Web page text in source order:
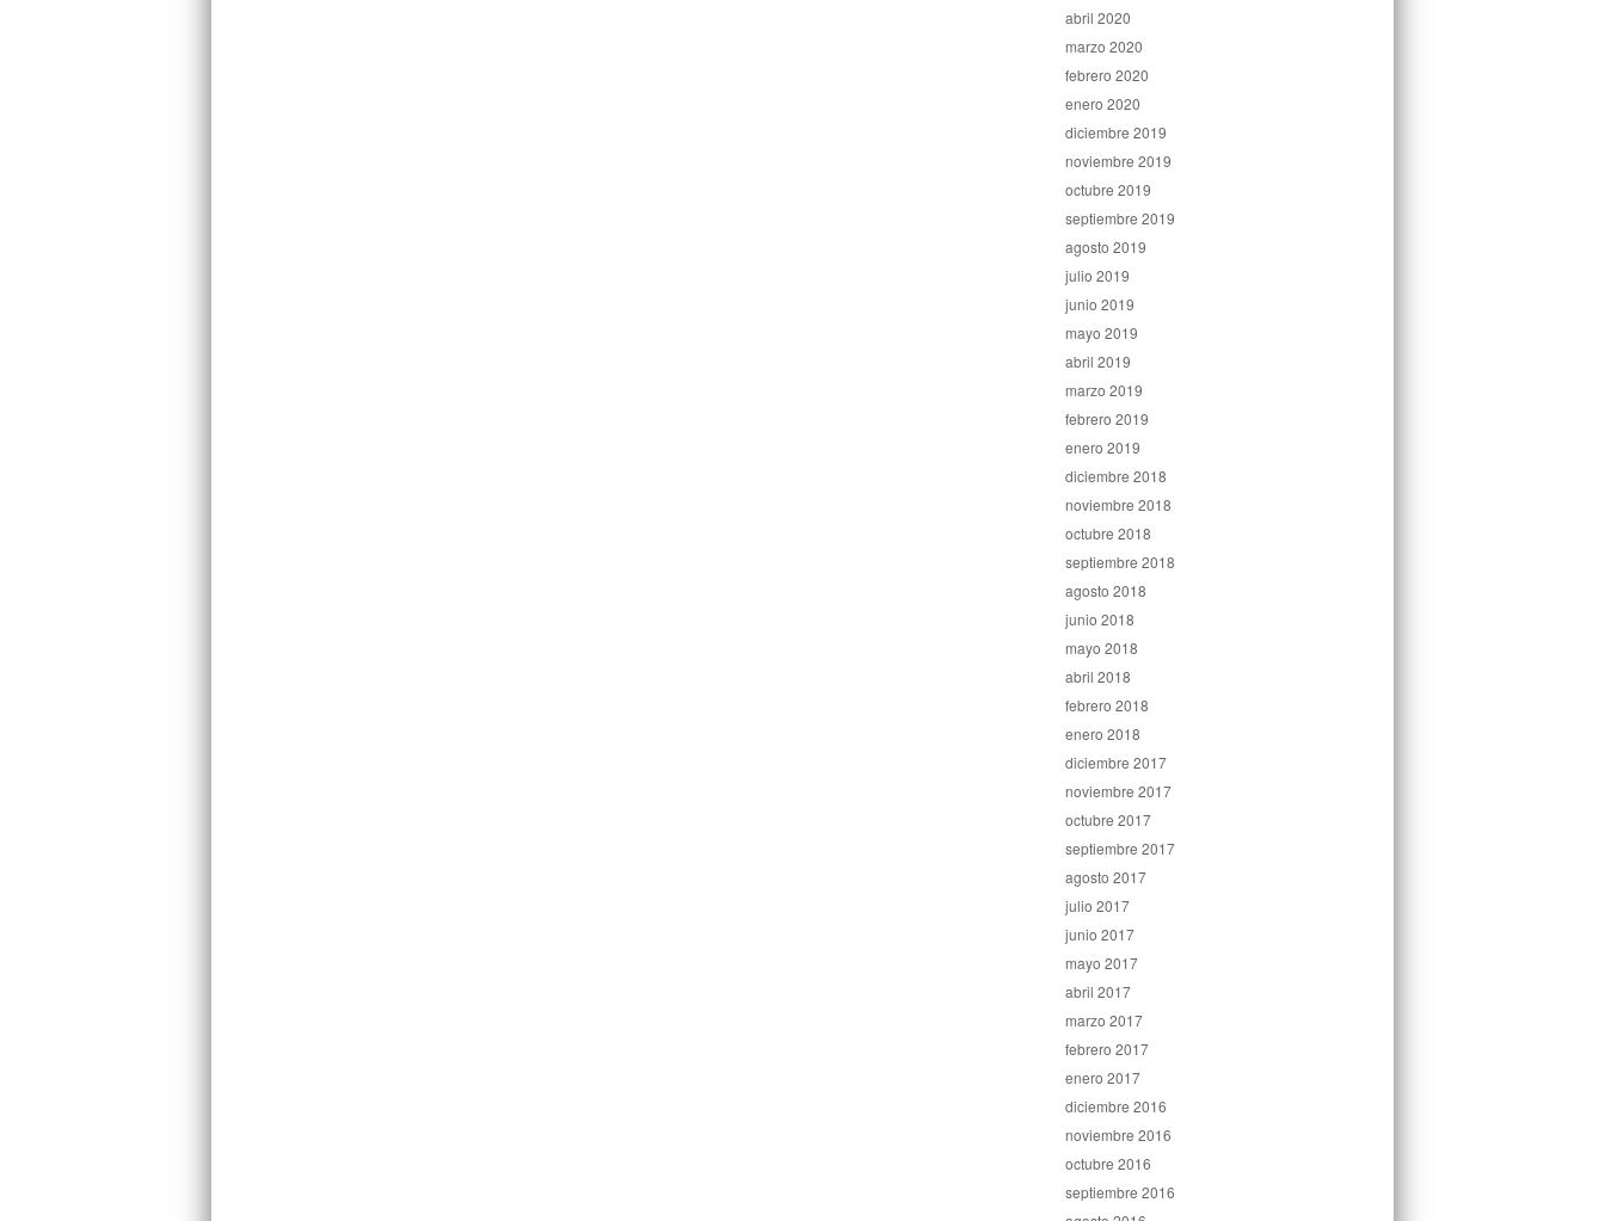
abril 2020
marzo 2020
febrero 2020
enero 2020
diciembre 2019
noviembre 2019
octubre 2019
septiembre 2019
agosto 2019
julio 2019
junio 2019
mayo 2019
abril 2019
marzo 2019
febrero 2019
enero 2019
diciembre 2018
noviembre 2018
octubre 2018
septiembre 2018
agosto 2018
junio 2018
mayo 2018
abril 2018
febrero 2018
enero 2018
diciembre 2017
noviembre 2017
octubre 2017
septiembre 2017
agosto 2017
julio 2017
junio 2017
mayo 2017
abril 2017
marzo 2017
febrero 2017
enero 2017
diciembre 2016
noviembre 2016
octubre 2016
septiembre 2016